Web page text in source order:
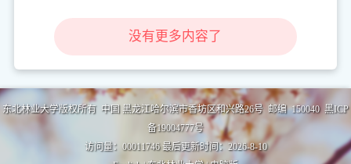
没有更多内容了
东北林业大学版权所有 中国 黑龙江哈尔滨市香坊区和兴路26号 邮编 150040 黑ICP
备19004777号
访问量： 00011746 最后更新时间： 2026-8-10